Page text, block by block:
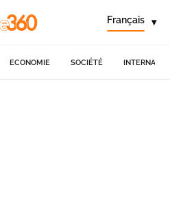
Français ▾
ECONOMIE SOCIÉTÉ